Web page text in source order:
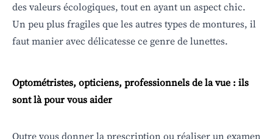
des valeurs écologiques, tout en ayant un aspect chic.
Un peu plus fragiles que les autres types de montures, il
faut manier avec délicatesse ce genre de lunettes.
Optométristes, opticiens, professionnels de la vue : ils
sont là pour vous aider
Outre vous donner la prescription ou réaliser unexamen